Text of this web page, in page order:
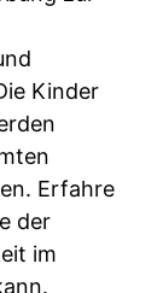
Kinder
Erfahre
der
im